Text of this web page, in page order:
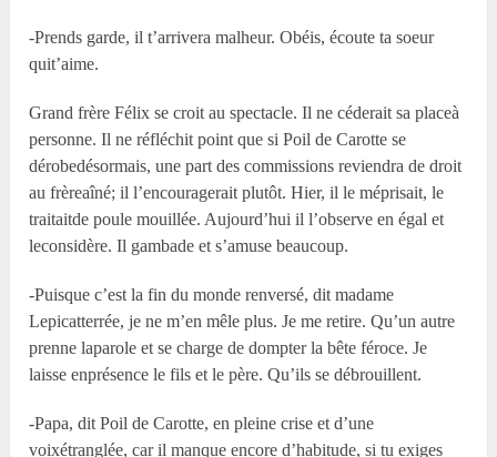
-Prends garde, il t’arrivera malheur. Obéis, écoute ta soeur
quit’aime.
Grand frère Félix se croit au spectacle. Il ne céderait sa placeà
personne. Il ne réfléchit point que si Poil de Carotte se
dérobedésormais, une part des commissions reviendra de droit
au frèreaîné; il l’encouragerait plutôt. Hier, il le méprisait, le
traitaitde poule mouillée. Aujourd’hui il l’observe en égal et
leconsidère. Il gambade et s’amuse beaucoup.
-Puisque c’est la fin du monde renversé, dit madame
Lepicatterrée, je ne m’en mêle plus. Je me retire. Qu’un autre
prenne laparole et se charge de dompter la bête féroce. Je
laisse enprésence le fils et le père. Qu’ils se débrouillent.
-Papa, dit Poil de Carotte, en pleine crise et d’une
voixétranglée, car il manque encore d’habitude, si tu exiges